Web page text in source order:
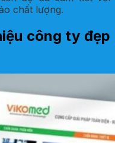
chất lượng.
công ty đẹp